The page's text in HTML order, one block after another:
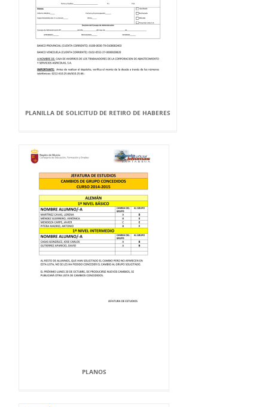
PLANILLA DE SOLICITUD DE RETIRO DE HABERES
PLANOS